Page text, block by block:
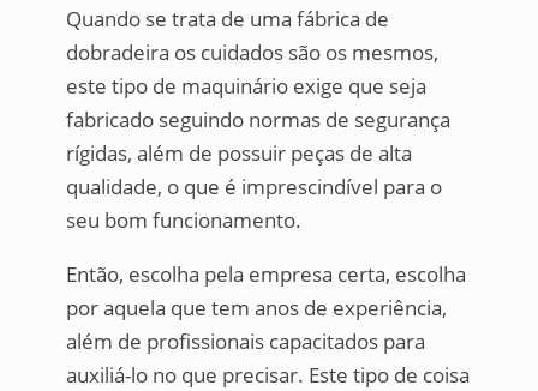
Quando se trata de uma fábrica de
dobradeira os cuidados são os mesmos,
este tipo de maquinário exige que seja
fabricado seguindo normas de segurança
rígidas, além de possuir peças de alta
qualidade, o que é imprescindível para o
seu bom funcionamento.
Então, escolha pela empresa certa, escolha
por aquela que tem anos de experiência,
além de profissionais capacitados para
auxiliá-lo no que precisar. Este tipo de coisa